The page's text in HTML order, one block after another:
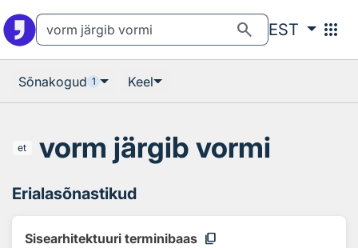
search EST apps
Sõnakogud 1 Keel
et vorm järgib vormi
Erialasõnastikud
Sisearhitektuuri terminibaas content_copy